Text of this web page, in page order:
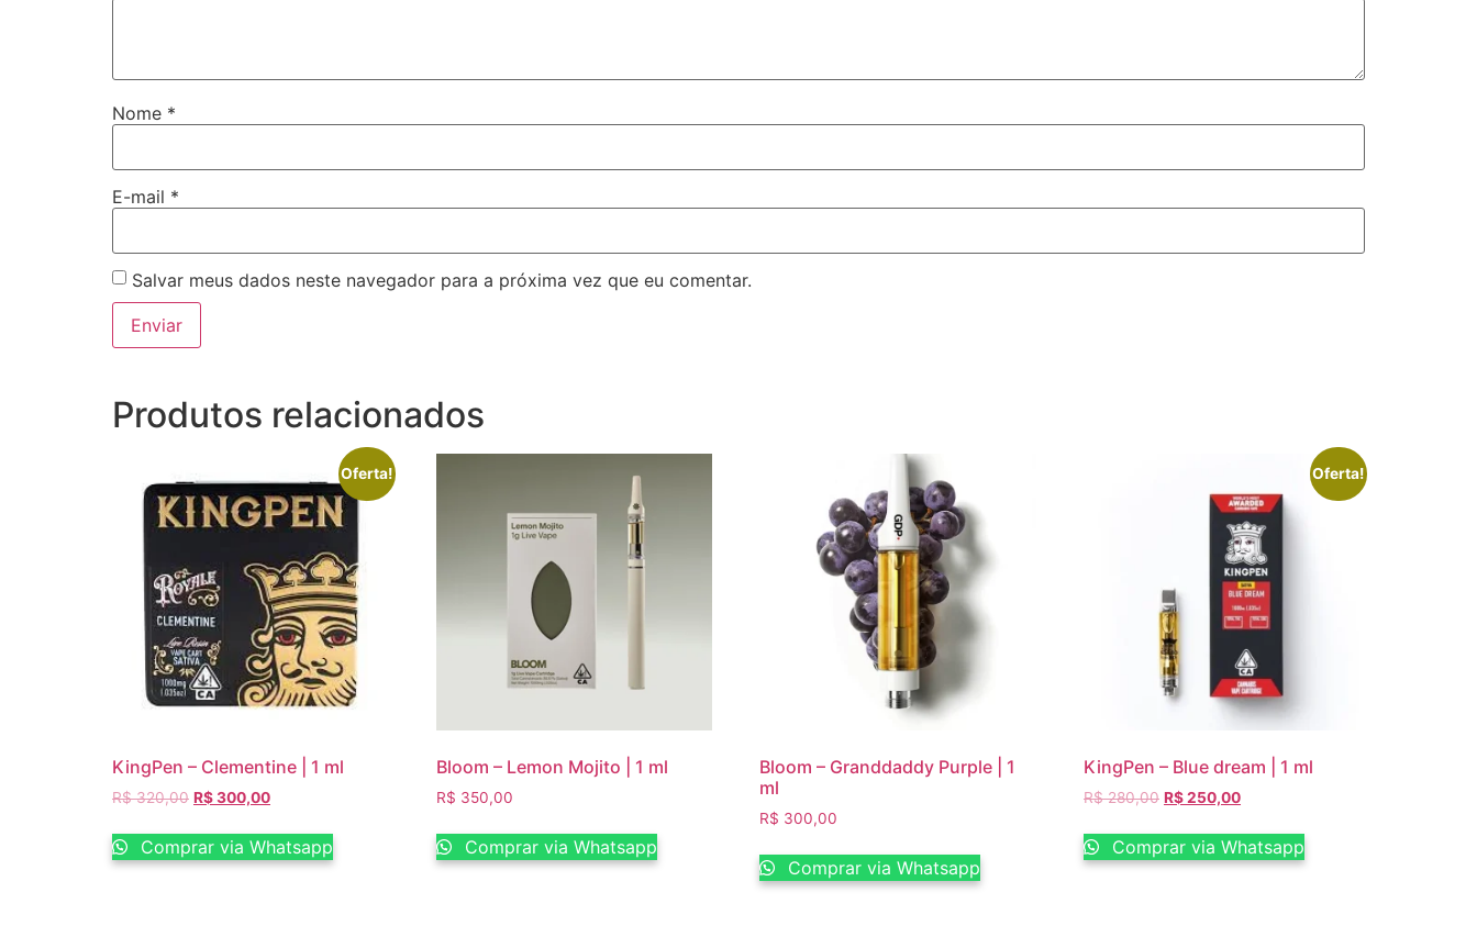
Nome *
E-mail *
Salvar meus dados neste navegador para a próxima vez que eu comentar.
Produtos relacionados
Oferta!
KingPen – Clementine | 1 ml
R$320,00 R$300,00
Comprar via Whatsapp
Bloom – Lemon Mojito | 1 ml
R$ 350,00
Comprar via Whatsapp
Bloom – Granddaddy Purple | 1
ml
R$ 300,00
Comprar via Whatsapp
Oferta!
KingPen – Blue dream | 1 ml
R$280,00 R$250,00
Comprar via Whatsapp